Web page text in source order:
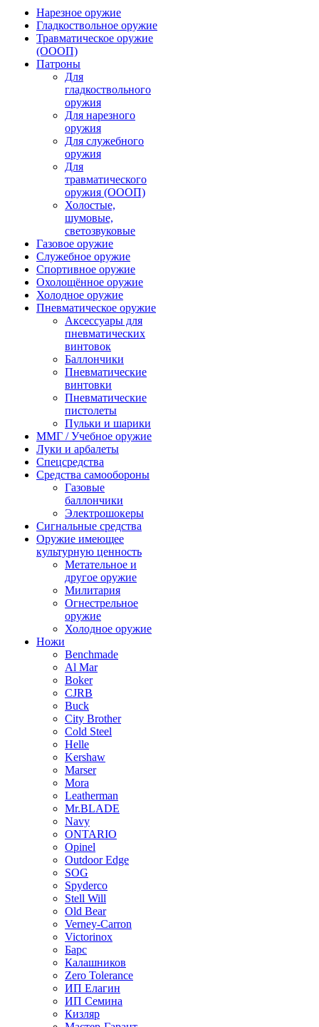
Нарезное оружие
Гладкоствольное оружие
Травматическое оружие
(ОООП)
Патроны
Для
гладкоствольного
оружия
Для нарезного
оружия
Для служебного
оружия
Для
травматического
оружия (ОООП)
Холостые,
шумовые,
светозвуковые
Газовое оружие
Служебное оружие
Спортивное оружие
Охолощённое оружие
Холодное оружие
Пневматическое оружие
Аксессуары для
пневматических
винтовок
Баллончики
Пневматические
винтовки
Пневматические
пистолеты
Пульки и шарики
ММГ / Учебное оружие
Луки и арбалеты
Спецсредства
Средства самообороны
Газовые
баллончики
Электрошокеры
Сигнальные средства
Оружие имеющее
культурную ценность
Метательное и
другое оружие
Милитария
Огнестрельное
оружие
Холодное оружие
Ножи
Benchmade
Al Mar
Boker
CJRB
Buck
City Brother
Cold Steel
Helle
Kershaw
Marser
Mora
Leatherman
Mr.BLADE
Navy
ONTARIO
Opinel
Outdoor Edge
SOG
Spyderco
Stell Will
Old Bear
Verney-Carron
Victorinox
Барс
Калашников
Zero Tolerance
ИП Елагин
ИП Семина
Кизляр